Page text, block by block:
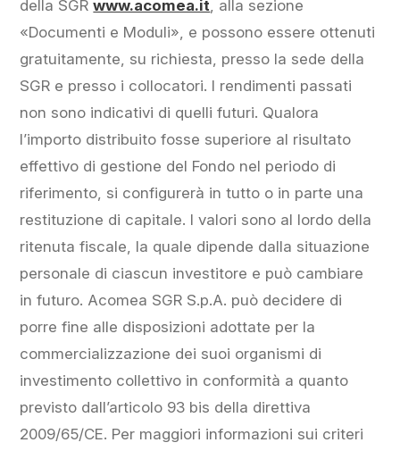
della SGRwww.acomea.it, alla sezione
«Documenti e Moduli», e possono essere ottenuti
gratuitamente, su richiesta, presso la sede della
SGR e presso i collocatori. I rendimenti passati
non sono indicativi di quelli futuri. Qualora
l’importo distribuito fosse superiore al risultato
effettivo di gestione del Fondo nel periodo di
riferimento, si configurerà in tutto o in parte una
restituzione di capitale. I valori sono al lordo della
ritenuta fiscale, la quale dipende dalla situazione
personale di ciascun investitore e può cambiare
in futuro. Acomea SGR S.p.A. può decidere di
porre fine alle disposizioni adottate per la
commercializzazione dei suoi organismi di
investimento collettivo in conformità a quanto
previsto dall’articolo 93 bis della direttiva
2009/65/CE. Per maggiori informazioni sui criteri